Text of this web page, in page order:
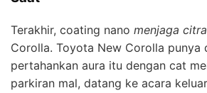
Terakhir, coating nano menjaga
Corolla. Toyota New Corolla
pertahankan aura itu dengan cat
parkiran mal, datang ke acara